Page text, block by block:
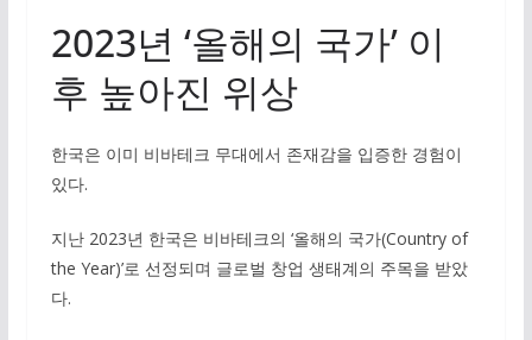
2023년 ‘올해의 국가’ 이
후 높아진 위상
한국은 이미 비바테크 무대에서 존재감을 입증한 경험이
있다.
지난 2023년 한국은 비바테크의 ‘올해의 국가(Country of
the Year)’로 선정되며 글로벌 창업 생태계의 주목을 받았
다.